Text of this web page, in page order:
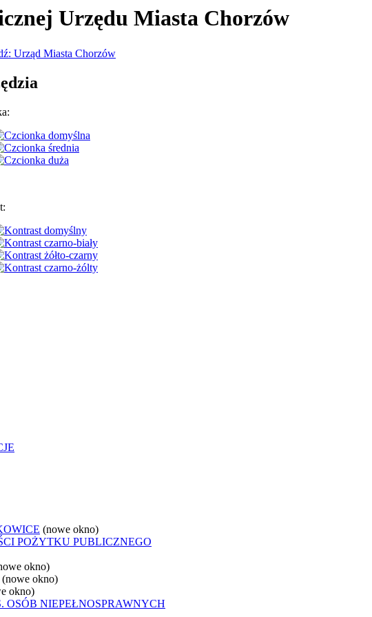
Urzędu Miasta Chorzów
(nowe okno)
POŻYTKU PUBLICZNEGO
okno)
(nowe okno)
okno)
OSÓB NIEPEŁNOSPRAWNYCH